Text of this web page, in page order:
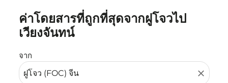
ค่าโดยสารที่ถูกที่สุดจากฝูโจวไป
เวียงจันทน์
จาก
close
ลองอัปเดตเส้นทางของคุณ (ต้นทางและ/หรือปลายทาง) หรื